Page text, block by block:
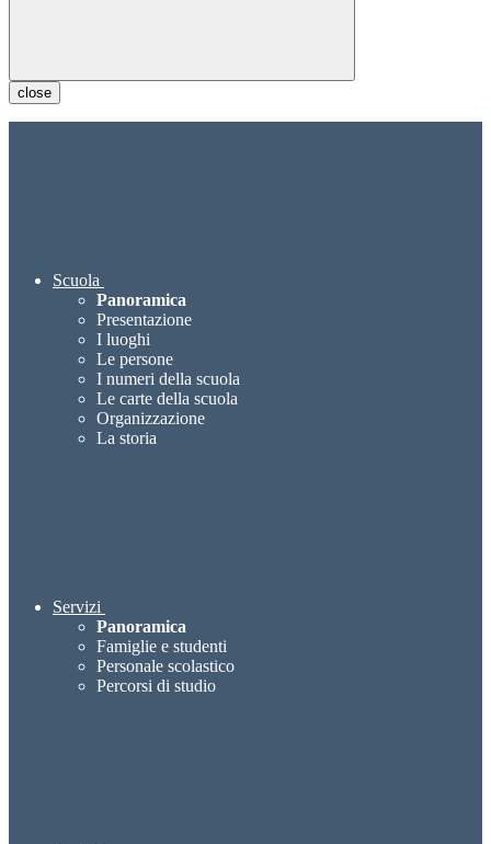
close
Scuola
Panoramica
Presentazione
I luoghi
Le persone
I numeri della scuola
Le carte della scuola
Organizzazione
La storia
Servizi
Panoramica
Famiglie e studenti
Personale scolastico
Percorsi di studio